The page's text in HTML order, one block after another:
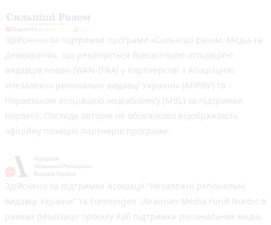
Здійснено за підтримки програми «Сильніші разом: Медіа та
Демократія», що реалізується Всесвітньою асоціацією
видавців новин (WAN-IFRA) у партнерстві з Асоціацією
«Незалежні регіональні видавці України» (АНРВУ) та
Норвезькою асоціацією медіабізнесу (MBL) за підтримки
Норвегії. Погляди авторів не обов’язково відображають
офіційну позицію партнерів програми.
Здійснено за підтримки Асоціації “Незалежні регіональні
видавці України” та Foreningen Ukrainian Media Fund Nordic в
рамках реалізації проєкту Хаб підтримки регіональних медіа.